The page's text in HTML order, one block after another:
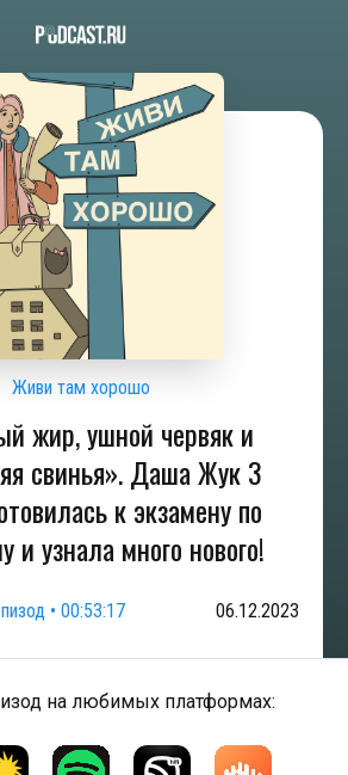
Живи там хорошо
жир, ушной червяк и
свинья». Даша Жук 3
к экзамену по
и узнала много нового!
• 00:53:17 06.12.2023
на любимых платформах: